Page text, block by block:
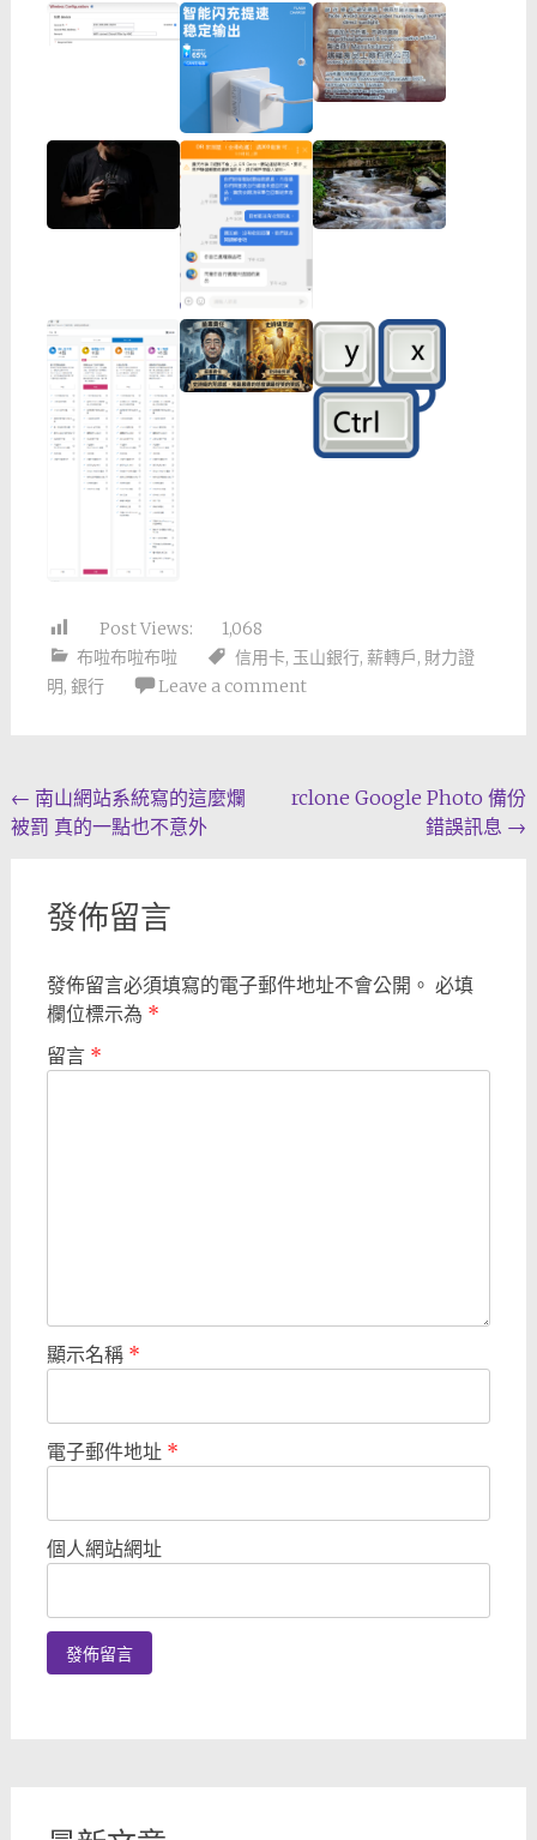
Post Views:
1,068
布啦布啦布啦
信用卡, 玉山銀行, 薪轉戶, 財力證
明, 銀行 Leave a comment
Post
navigation
← 南山網站系統寫的這麼爛
被罰 真的一點也不意外
rclone Google Photo 備份
錯誤訊息 →
發佈留言
發佈留言必須填寫的電子郵件地址不會公開。 必填
欄位標示為 *
留言 *
顯示名稱 *
電子郵件地址 *
個人網站網址